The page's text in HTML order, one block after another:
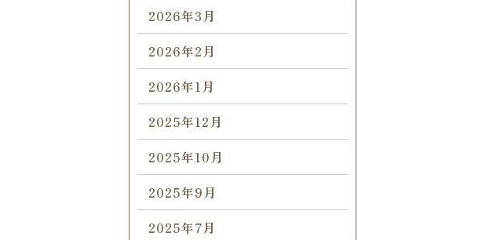
2026年3月
2026年2月
2026年1月
2025年12月
2025年10月
2025年9月
2025年7月